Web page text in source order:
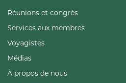
Réunions et congrès
Services aux membres
Voyagistes
Médias
À propos de nous